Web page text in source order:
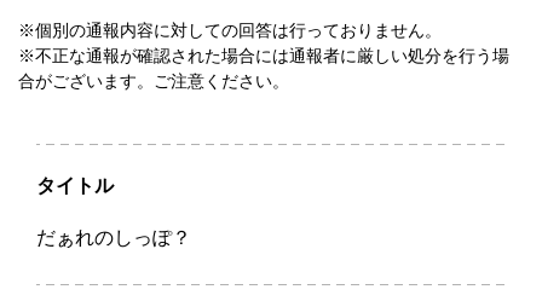
※個別の通報内容に対しての回答は行っておりません。
※不正な通報が確認された場合には通報者に厳しい処分を行う場
合がございます。ご注意ください。
タイトル
だぁれのしっぽ？